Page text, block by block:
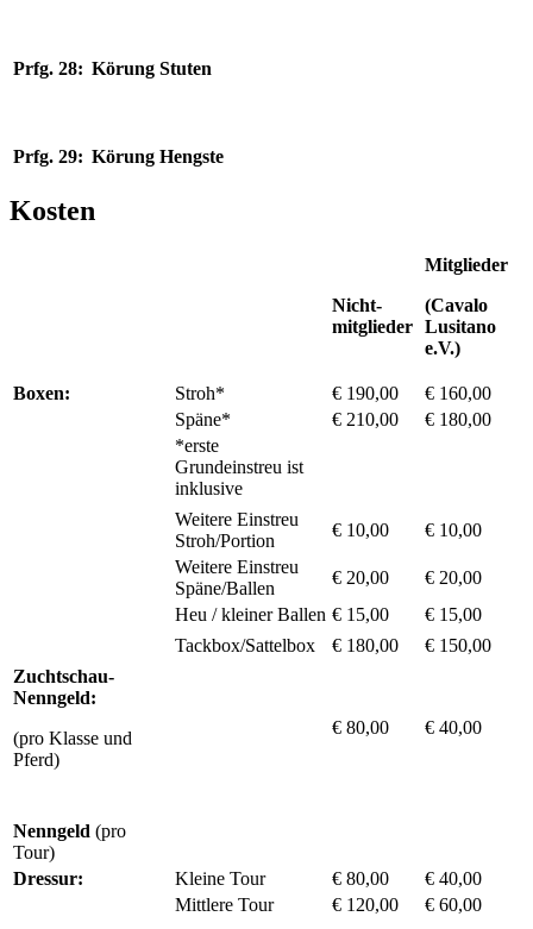
Prfg. 28: Körung Stuten
Prfg. 29: Körung Hengste
Kosten
Nicht-
mitglieder
Mitglieder
(Cavalo
Lusitano
e.V.)
Boxen: Stroh* € 190,00
€ 160,00
Späne*
€ 210,00
€ 180,00
*erste
Grundeinstreu ist
inklusive
Weitere Einstreu
Stroh/Portion
€ 10,00
€ 10,00
Weitere Einstreu
Späne/Ballen
€ 20,00
€ 20,00
Heu / kleiner Ballen € 15,00
€ 15,00
Tackbox/Sattelbox
€ 180,00
€ 150,00
Zuchtschau-
Nenngeld:
(pro Klasse und
Pferd)
€ 80,00 € 40,00
Nenngeld (pro
Tour)
Dressur:
Kleine Tour € 80,00
€ 40,00
Mittlere Tour
€ 120,00 € 60,00